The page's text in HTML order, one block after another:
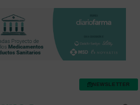
NEWSLETTER